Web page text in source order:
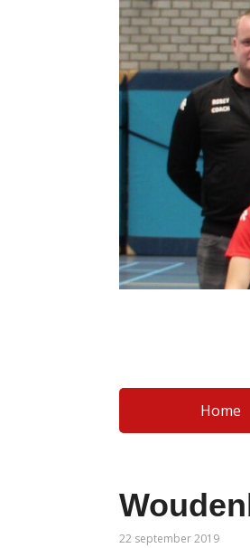
Home
22 september 2019